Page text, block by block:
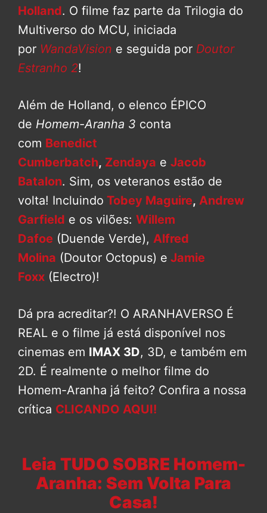
Holland. O filme faz parte da Trilogia do
Multiverso do MCU, iniciada
por WandaVision e seguida por Doutor
Estranho 2!
Além de Holland, o elenco ÉPICO
de Homem-Aranha 3 conta
com Benedict
Cumberbatch, Zendaya e Jacob
Batalon. Sim, os veteranos estão de
volta! Incluindo Tobey Maguire, Andrew
Garfield e os vilões: Willem
Dafoe (Duende Verde), Alfred
Molina (Doutor Octopus) e Jamie
Foxx (Electro)!
Dá pra acreditar?! O ARANHAVERSO É
REAL e o filme já está disponível nos
cinemas em IMAX 3D, 3D, e também em
2D. É realmente o melhor filme do
Homem-Aranha já feito? Confira a nossa
crítica CLICANDO AQUI!
Leia TUDO SOBRE Homem-
Aranha: Sem Volta Para
Casa!